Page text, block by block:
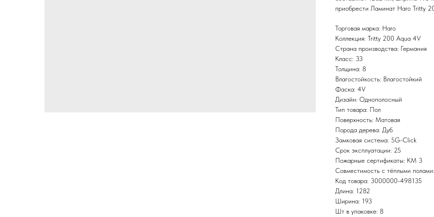
приобрести Ламинат Haro Tritty
Торговая марка: Haro
Коллекция: Tritty 200 Aqua 4V
Страна производства: Германия
Класс: 33
Толщина: 8
Влагостойкость: Влагостойкий
Фаска: 4V
Дизайн: Однополосный
Тип товара: Пол
Поверхность: Матовая
Порода дерева: Дуб
Замковая система: 5G-Click
Срок эксплуатации: 25
Пожарные сертификаты: КМ 3
Совместимость с тёплыми
Код товара: 3000000-498135
Длина: 1282
Ширина: 193
Шт в упаковке: 8